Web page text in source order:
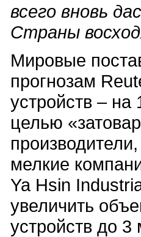
всего вновь
Страны
Мировые
прогнозам
устройств –
целью
мелкие
Ya Hsin
увеличить
устройств до 3